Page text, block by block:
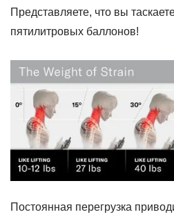
Представляете, что вы
пятилитровых баллонов!
Постоянная перегрузка